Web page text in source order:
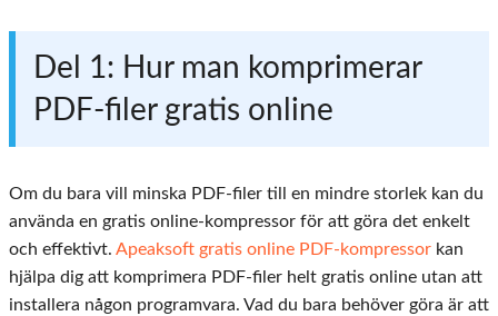
Del 1: Hur man komprimerar
PDF-filer gratis online
Om du bara vill minska PDF-filer till en mindre storlek kan du
använda en gratis online-kompressor för att göra det enkelt
och effektivt. Apeaksoft gratis online PDF-kompressor kan
hjälpa dig att komprimera PDF-filer helt gratis online utan att
installera någon programvara. Vad du bara behöver göra är att